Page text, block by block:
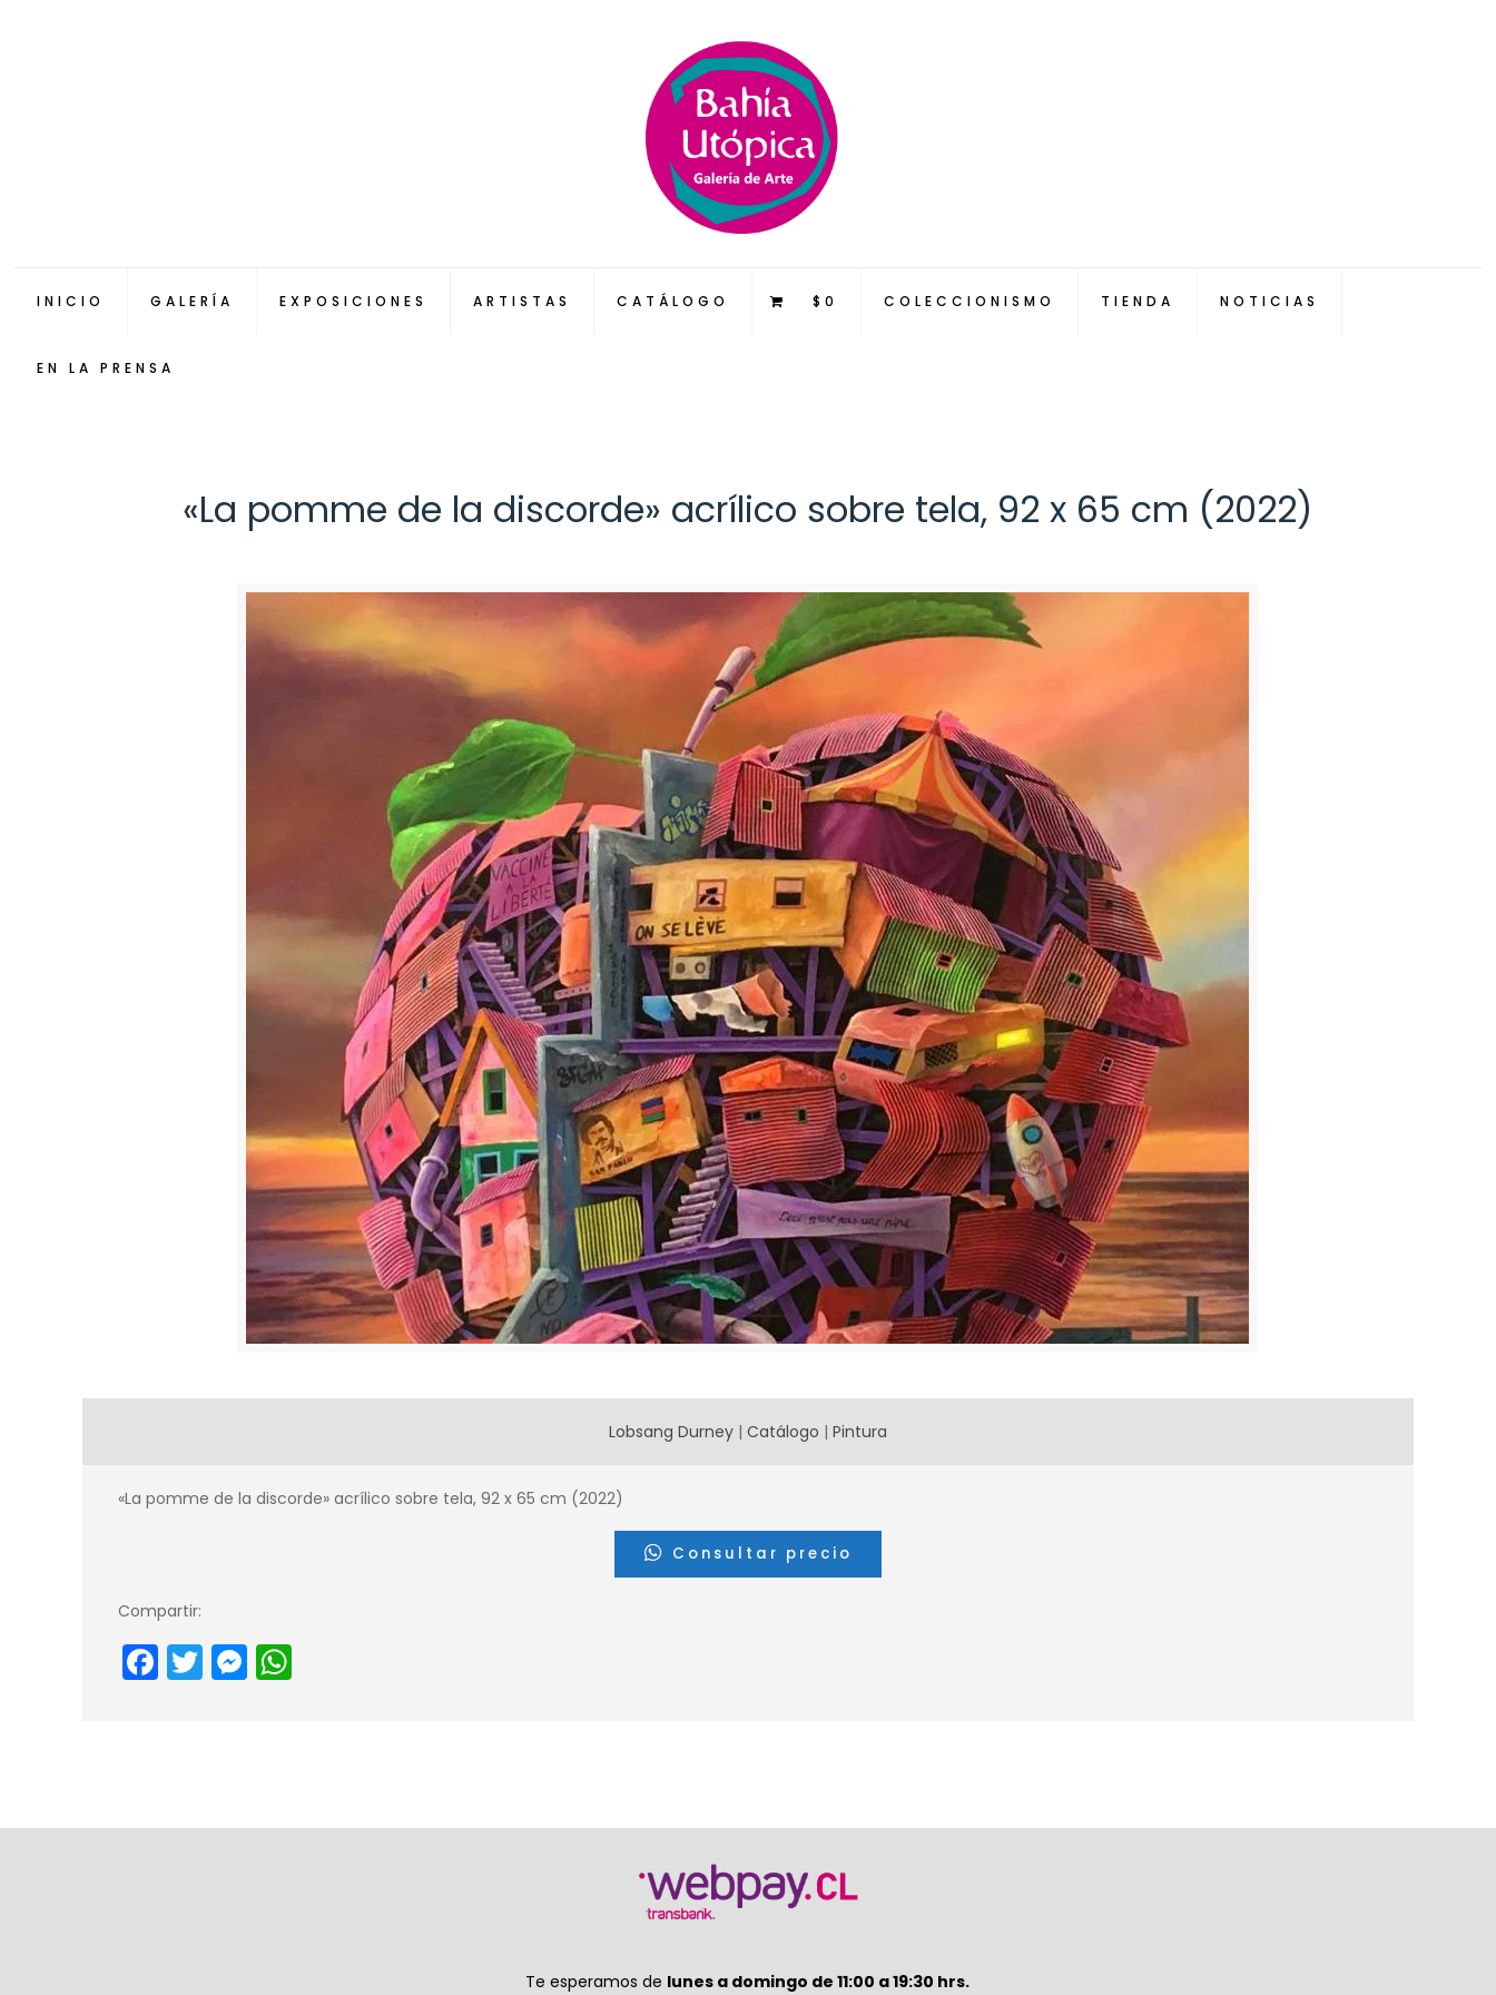
INICIO GALERÍA EXPOSICIONES ARTISTAS CATÁLOGO $0 COLECCIONISMO TIENDA NOTICIAS
EN LA PRENSA
«La pomme de la discorde» acrílico sobre tela, 92 x 65 cm (2022)
Lobsang Durney | Catálogo | Pintura
«La pomme de la discorde» acrílico sobre tela, 92 x 65 cm (2022)
Consultar precio
Compartir:
Facebook
TwitterMessenger
Te esperamos de lunes a domingo de 11:00 a 19:30 hrs.